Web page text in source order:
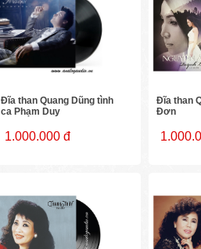
Đĩa than Quang Dũng tình
ca Phạm Duy
1.000.000 đ
Đĩa than
Đơn